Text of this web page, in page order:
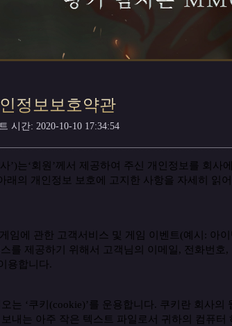
정보보호약관
시간: 2020-10-10 17:34:54
’ )는‘ 회원 ’께서 제공하여 주신 개인정보를 회사
래의 개인정보 보호에 고지한 사항을 자세히 읽
게임에 관한 고객서비스 및 게임 이벤트 (예시 : 아이
를 제공하기 위해서 고객님의 이메일 , 전화번호,
용합니다 .
는 ‘쿠키 (cookie)’를 운용합니다 . 쿠키란 회사의
보내는 아주 작은 텍스트 파일로서 귀하의 컴퓨터